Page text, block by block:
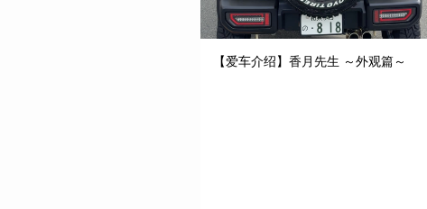
【爱车介绍】香月先生 ～外观篇～